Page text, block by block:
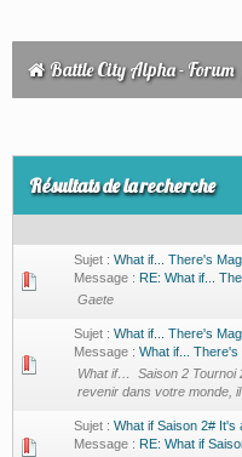
Battle City Alpha - Forum
Résultats de la recherche
Sujet : What if... There's
Message : RE: What if...
Gaete
Sujet : What if... There's
Message : What if... There's
What if… Saison 2 Tournoi
revenir dans votre monde,
Sujet : What if Saison 2# It's
Message : RE: What if